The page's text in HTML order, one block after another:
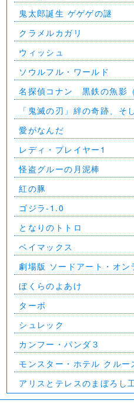
⻤太郎誕生 ゲゲゲの謎
クラメルカガリ
ウィッシュ
ソウルフル・ワールド
名探偵コナン 黒鉄の魚影（
「鬼滅の刃」絆の奇跡、そ
愛がなんだ
レディ・プレイヤー1
怪盗グルーの月泥棒
紅の豚
ゴジラ-1.0
となりのトトロ
ベイマックス
劇場版 ソードアート・オ
なき夜のアリア
ぼくらのよあけ
ターボ
シュレック
カンフー・パンダ３
モンスター・ホテル クル
い？！
アリスとテレスのまぼろし